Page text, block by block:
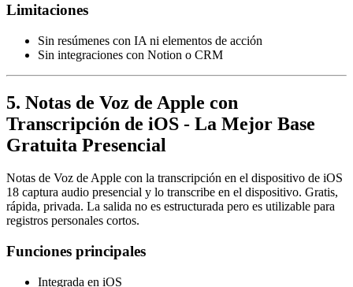
Limitaciones
Sin resúmenes con IA ni elementos de acción
Sin integraciones con Notion o CRM
5. Notas de Voz de Apple con
Transcripción de iOS - La Mejor Base
Gratuita Presencial
Notas de Voz de Apple con la transcripción en el dispositivo de iOS
18 captura audio presencial y lo transcribe en el dispositivo. Gratis,
rápida, privada. La salida no es estructurada pero es utilizable para
registros personales cortos.
Funciones principales
Integrada en iOS